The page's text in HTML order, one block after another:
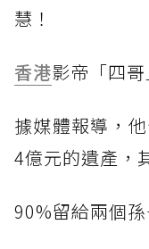
慧！
香港影帝「四
據媒體報導，
4億元的遺產，
90%留給兩個